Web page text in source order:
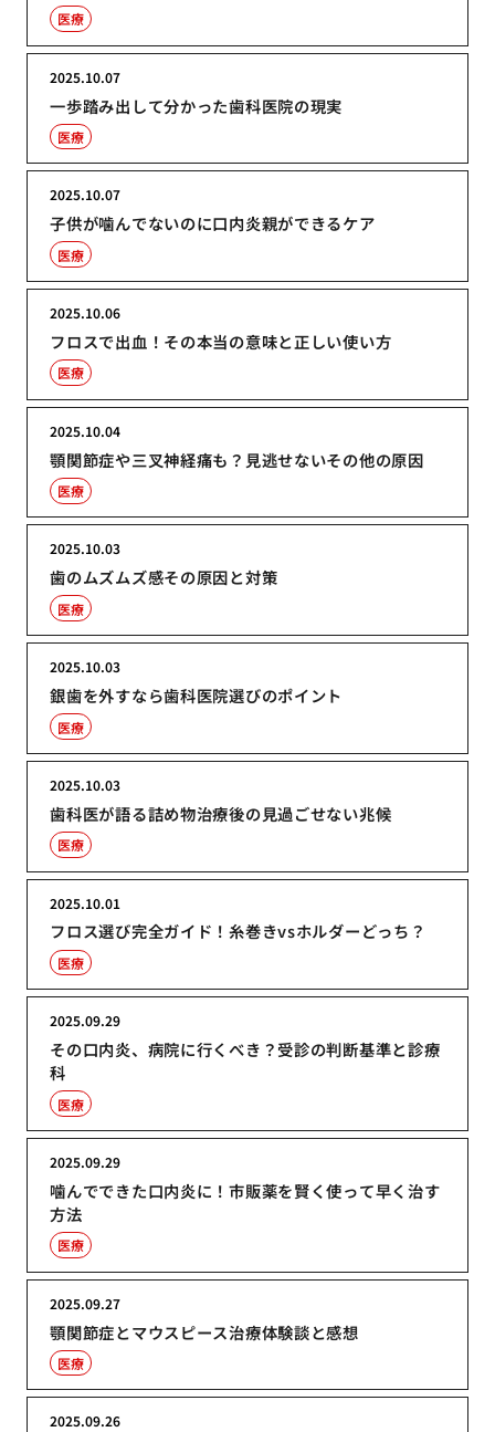
医療
一歩踏み出して分かった歯科医院の現実
2025.10.07
医療
子供が噛んでないのに口内炎親ができるケア
2025.10.07
医療
フロスで出血！その本当の意味と正しい使い方
2025.10.06
医療
顎関節症や三叉神経痛も？見逃せないその他の原因
2025.10.04
医療
歯のムズムズ感その原因と対策
2025.10.03
医療
銀歯を外すなら歯科医院選びのポイント
2025.10.03
医療
歯科医が語る詰め物治療後の見過ごせない兆候
2025.10.03
医療
フロス選び完全ガイド！糸巻きvsホルダーどっち？
2025.10.01
医療
その口内炎、病院に行くべき？受診の判断基準と診療
科
2025.09.29
医療
噛んでできた口内炎に！市販薬を賢く使って早く治す
方法
2025.09.29
医療
顎関節症とマウスピース治療体験談と感想
2025.09.27
医療
2025.09.26